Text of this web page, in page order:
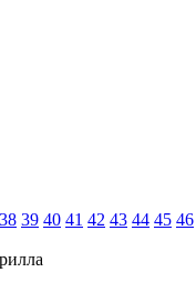
38 39 40 41 42 43 44 45 46